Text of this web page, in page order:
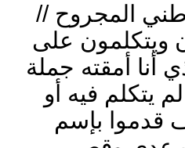
المجروح //
ويتكلمون على
أنا أمقته جملة
يتكلم فيه أو
قدموا بإسم